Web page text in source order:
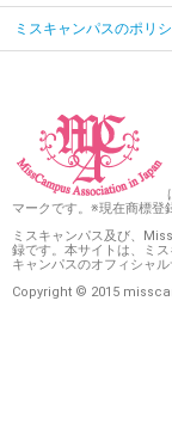
ミスキャンパスのポリ
マークです。※現在商標登
ミスキャンパス及び、
録です。本サイトは、ミ
キャンパスのオフィシャル
Copyright © 2015